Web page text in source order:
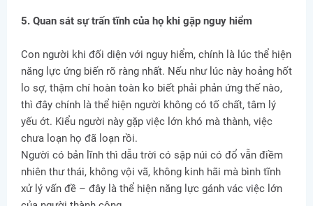
5. Quan sát sự trấn tĩnh của họ khi gặp nguy hiểm
Con người khi đối diện với nguy hiểm, chính là lúc thể hiện
năng lực ứng biến rõ ràng nhất. Nếu như lúc này hoảng hốt
lo sợ, thậm chí hoàn toàn ko biết phải phản ứng thế nào,
thì đây chính là thể hiện người không có tố chất, tâm lý
yếu ớt. Kiểu người này gặp việc lớn khó mà thành, việc
chưa loạn họ đã loạn rồi.
Người có bản lĩnh thì dẫu trời có sập núi có đổ vẫn điềm
nhiên thư thái, không vội vã, không kinh hãi mà bình tĩnh
xử lý vấn đề – đây là thể hiện năng lực gánh vác việc lớn